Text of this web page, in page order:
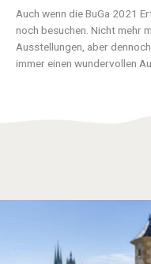
Auch wenn die BuGa 2021
noch besuchen. Nicht mehr
Ausstellungen, aber
immer einen wundervollen